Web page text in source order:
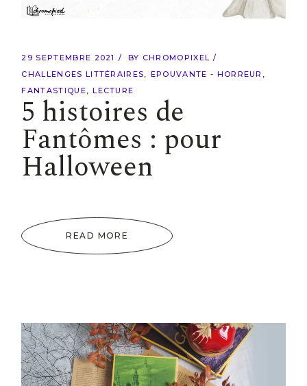
29 SEPTEMBRE 2021 BY CHROMOPIXEL
CHALLENGES LITTÉRAIRES
EPOUVANTE - HORREUR
FANTASTIQUE
LECTURE
5 histoires de
Fantômes : pour
Halloween
READ MORE